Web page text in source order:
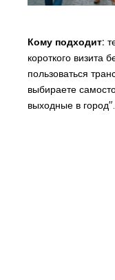
Кому подходит:
короткого визита
пользоваться
выбираете
выходные в город".